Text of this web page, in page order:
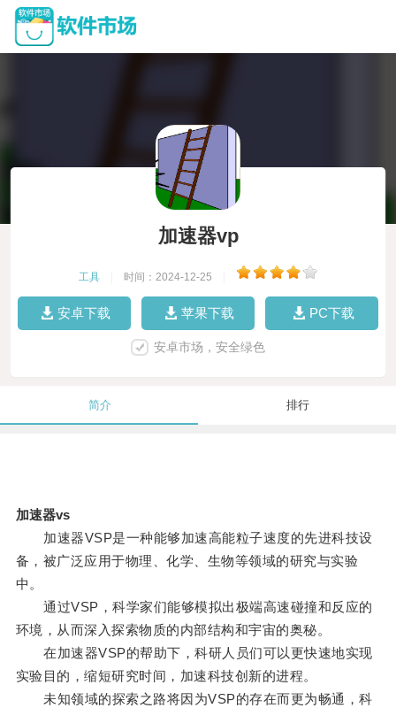
加速器vp
工具 时间：2024-12-25
安卓下载 苹果下载 PC下载
安卓市场，安全绿色
简介 排行
加速器vs
加速器VSP是一种能够加速高能粒子速度的先进科技设
备，被广泛应用于物理、化学、生物等领域的研究与实验
中。
通过VSP，科学家们能够模拟出极端高速碰撞和反应的
环境，从而深入探索物质的内部结构和宇宙的奥秘。
在加速器VSP的帮助下，科研人员们可以更快速地实现
实验目的，缩短研究时间，加速科技创新的进程。
未知领域的探索之路将因为VSP的存在而更为畅通，科